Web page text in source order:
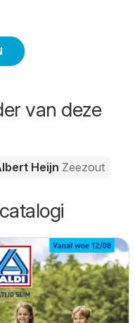
van deze
Heijn Zeezout